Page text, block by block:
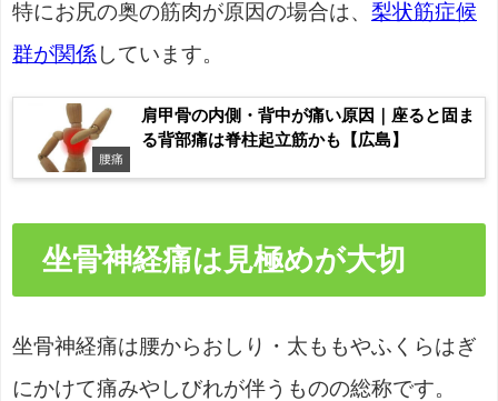
特にお尻の奥の筋肉が原因の場合は、 梨状筋症候
群が関係 しています。
腰痛
肩甲骨の内側・背中が痛い原因｜座ると固ま
る背部痛は脊柱起立筋かも【広島】
坐骨神経痛は見極めが大切
坐骨神経痛は腰からおしり・太ももやふくらはぎ
にかけて痛みやしびれが伴うものの総称です。